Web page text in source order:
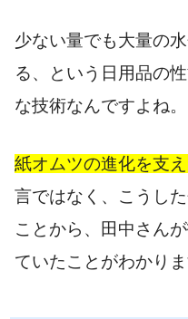
少ない量でも大量の
る、という日用品の
な技術なんですよね。
紙オムツの進化を支
言ではなく、こうし
ことから、田中さん
ていたことがわかりま